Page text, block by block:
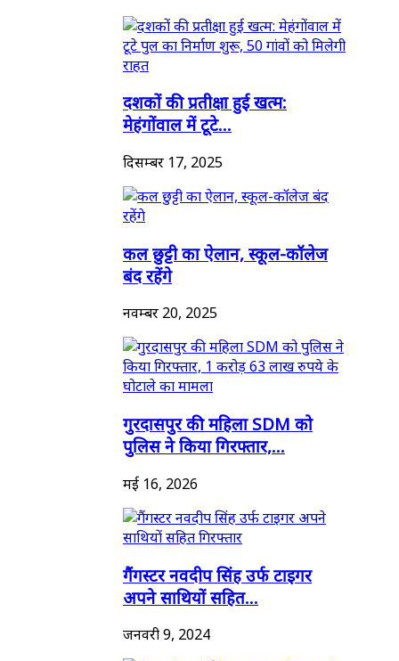
दशकों की प्रतीक्षा हुई खत्म:
मेहंगोंवाल में टूटे...
दिसम्बर 17, 2025
कल छुट्टी का ऐलान, स्कूल-कॉलेज
बंद रहेंगे
नवम्बर 20, 2025
गुरदासपुर की महिला SDM को
पुलिस ने किया गिरफ्तार,...
मई 16, 2026
गैंगस्टर नवदीप सिंह उर्फ टाइगर
अपने साथियों सहित...
जनवरी 9, 2024